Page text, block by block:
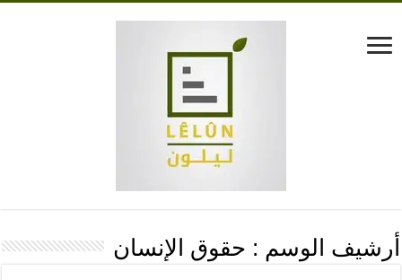
أرشيف الوسم : حقوق الإنسان